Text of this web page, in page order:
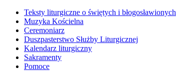
Teksty liturgiczne o świętych i błogosławionych
Muzyka Kościelna
Ceremoniarz
Duszpasterstwo Służby Liturgicznej
Kalendarz liturgiczny
Sakramenty
Pomoce